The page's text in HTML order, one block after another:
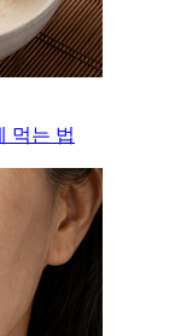
먹는 법